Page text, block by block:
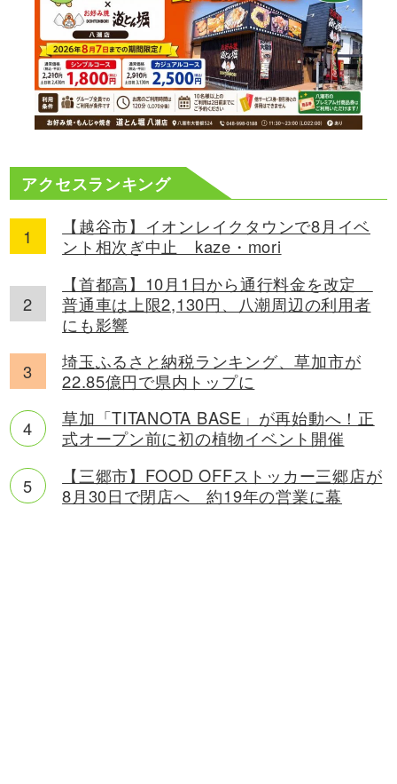
アクセスランキング
【越谷市】イオンレイクタウンで8月イベ
ント相次ぎ中止 kaze・mori
【首都高】10月1日から通行料金を改定
普通車は上限2,130円、八潮周辺の利用者
にも影響
埼玉ふるさと納税ランキング、草加市が
22.85億円で県内トップに
草加「TITANOTA BASE」が再始動へ！正
式オープン前に初の植物イベント開催
【三郷市】FOOD OFFストッカー三郷店が
8月30日で閉店へ 約19年の営業に幕